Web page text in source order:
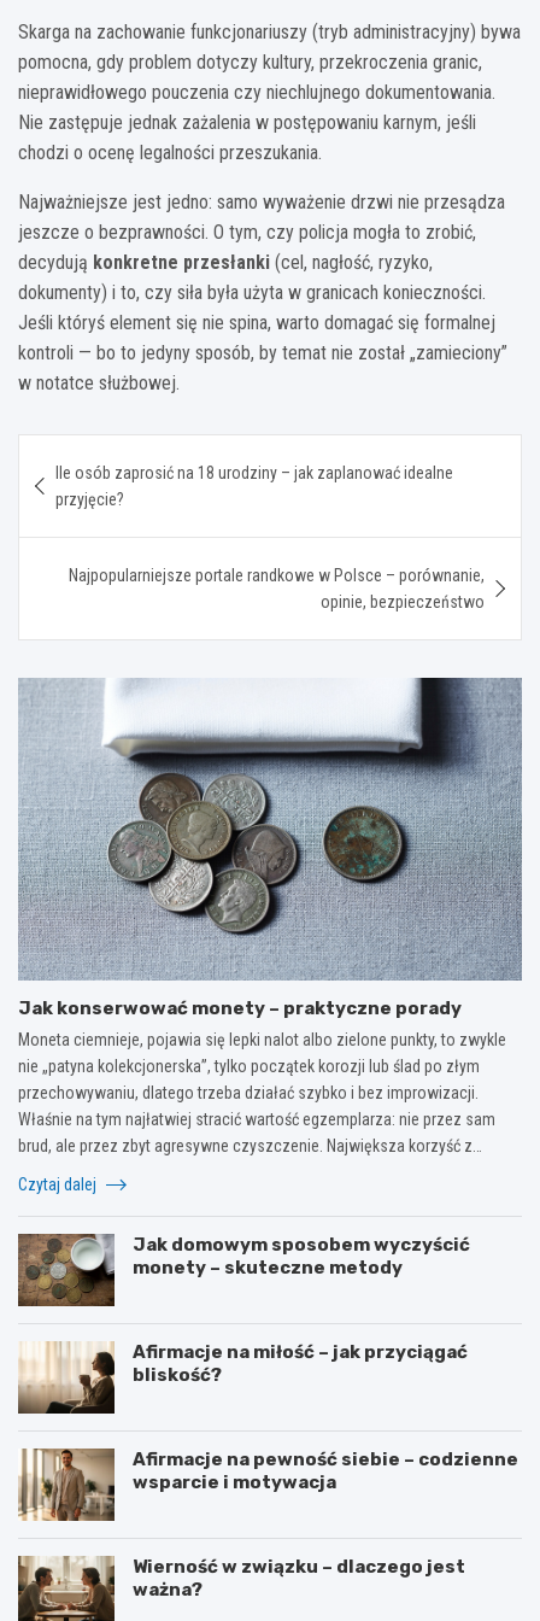
Skarga na zachowanie funkcjonariuszy (tryb administracyjny) bywa
pomocna, gdy problem dotyczy kultury, przekroczenia granic,
nieprawidłowego pouczenia czy niechlujnego dokumentowania.
Nie zastępuje jednak zażalenia w postępowaniu karnym, jeśli
chodzi o ocenę legalności przeszukania.
Najważniejsze jest jedno: samo wyważenie drzwi nie przesądza
jeszcze o bezprawności. O tym, czy policja mogła to zrobić,
decydują konkretne przesłanki (cel, nagłość, ryzyko,
dokumenty) i to, czy siła była użyta w granicach konieczności.
Jeśli któryś element się nie spina, warto domagać się formalnej
kontroli — bo to jedyny sposób, by temat nie został „zamieciony”
w notatce służbowej.
wpisu
Ile osób zaprosić na 18 urodziny – jak zaplanować idealne
przyjęcie?
Najpopularniejsze portale randkowe w Polsce – porównanie,
opinie, bezpieczeństwo
Jak konserwować monety – praktyczne porady
Moneta ciemnieje, pojawia się lepki nalot albo zielone punkty, to zwykle
nie „patyna kolekcjonerska”, tylko początek korozji lub ślad po złym
przechowywaniu, dlatego trzeba działać szybko i bez improwizacji.
Właśnie na tym najłatwiej stracić wartość egzemplarza: nie przez sam
brud, ale przez zbyt agresywne czyszczenie. Największa korzyść z…
Czytaj dalej
Jak domowym sposobem wyczyścić
monety – skuteczne metody
Afirmacje na miłość – jak przyciągać
bliskość?
Afirmacje na pewność siebie – codzienne
wsparcie i motywacja
Wierność w związku – dlaczego jest
ważna?